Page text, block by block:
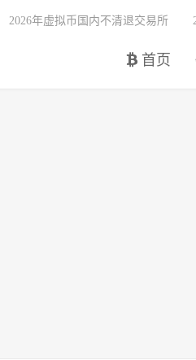
首页
2026年虚拟币国内不清退交易所